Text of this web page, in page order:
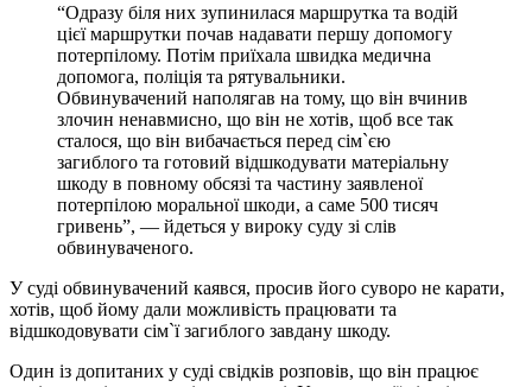
“Одразу біля них зупинилася маршрутка та водій
цієї маршрутки почав надавати першу допомогу
потерпілому. Потім приїхала швидка медична
допомога, поліція та рятувальники.
Обвинувачений наполягав на тому, що він вчинив
злочин ненавмисно, що він не хотів, щоб все так
сталося, що він вибачається перед сім`єю
загиблого та готовий відшкодувати матеріальну
шкоду в повному обсязі та частину заявленої
потерпілою моральної шкоди, а саме 500 тисяч
гривень”, — йдеться у вироку суду зі слів
обвинуваченого.
У суді обвинувачений каявся, просив його суворо не карати,
хотів, щоб йому дали можливість працювати та
відшкодовувати сім`ї загиблого завдану шкоду.
Один із допитаних у суді свідків розповів, що він працює